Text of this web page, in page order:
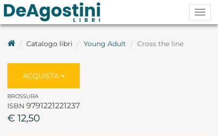
Catalogo libri Young Adult Cross the line
ACQUISTA
BROSSURA
ISBN 9791221221237
€ 12,50